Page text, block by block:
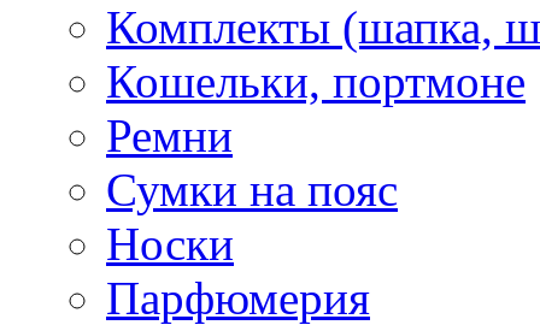
Комплекты (шапка,
Кошельки, портмоне
Ремни
Сумки на пояс
Носки
Парфюмерия